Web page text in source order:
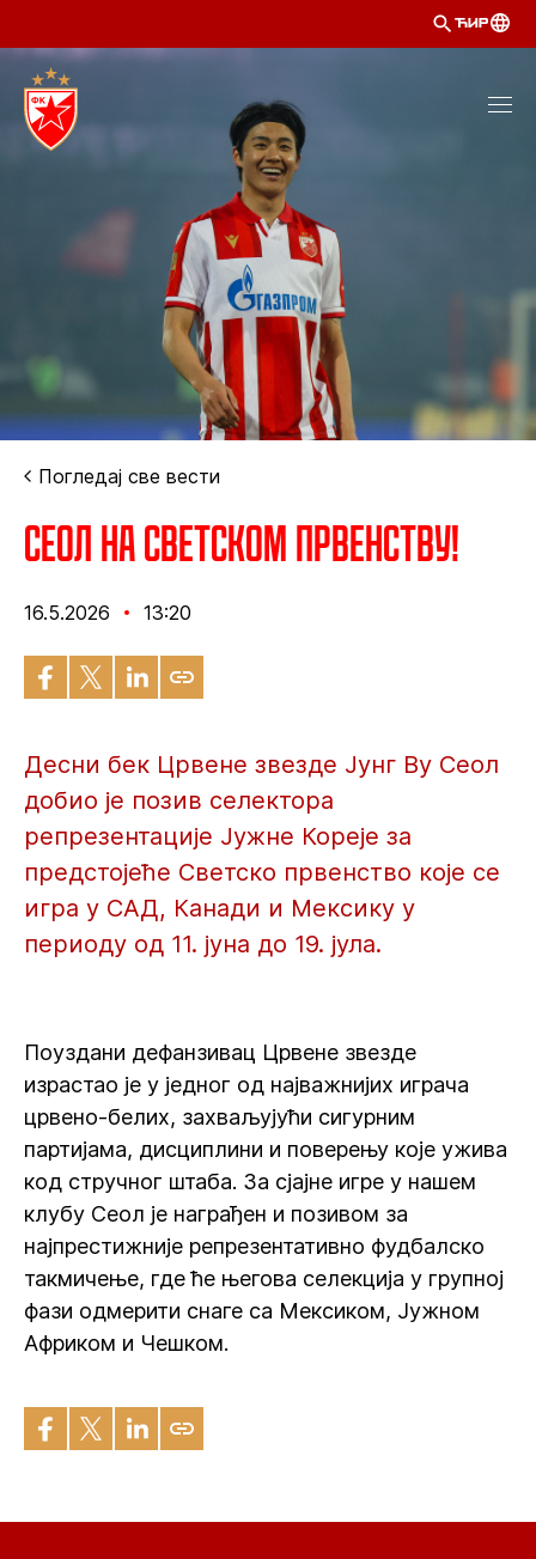
ЋИР
Погледај све вести
Сеол на Светском првенству!
16.5.2026 13:20
Десни бек Црвене звезде Јунг Ву Сеол
добио је позив селектора
репрезентације Јужне Кореје за
предстојеће Светско првенство које се
игра у САД, Канади и Мексику у
периоду од 11. јуна до 19. јула.
Поуздани дефанзивац Црвене звезде
израстао је у једног од најважнијих играча
црвено-белих, захваљујући сигурним
партијама, дисциплини и поверењу које ужива
код стручног штаба. За сјајне игре у нашем
клубу Сеол је награђен и позивом за
најпрестижније репрезентативно фудбалско
такмичење, где ће његова селекција у групној
фази одмерити снаге са Мексиком, Јужном
Африком и Чешком.